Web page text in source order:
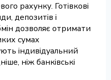
рахунку. Готівкові
депозитів і
дозволяє отримати
сумах
індивідуальний
ніж банківські